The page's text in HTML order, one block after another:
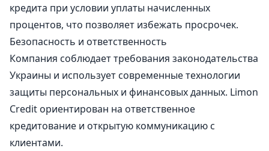
кредита при условии уплаты начисленных
процентов, что позволяет избежать просрочек.
Безопасность и ответственность
Компания соблюдает требования законодательства
Украины и использует современные технологии
защиты персональных и финансовых данных. Limon
Credit ориентирован на ответственное
кредитование и открытую коммуникацию с
клиентами.